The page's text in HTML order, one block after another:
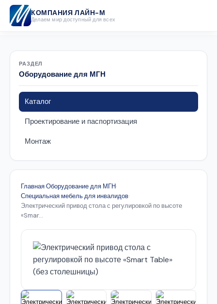
КОМПАНИЯ ЛАЙН-М
Делаем мир доступный для всех
РАЗДЕЛ
Оборудование для МГН
Каталог
Проектирование и паспортизация
Монтаж
Главная·Оборудование для МГН·
Специальная мебель для инвалидов·
Электрический привод стола с регулировкой по высоте
«Smar...